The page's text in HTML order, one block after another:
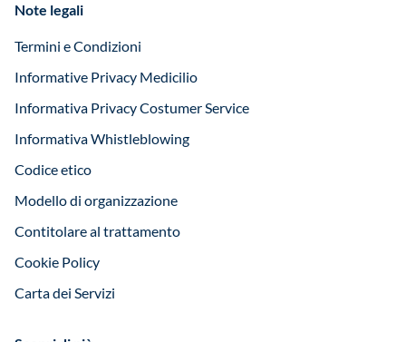
Note legali
Termini e Condizioni
Informative Privacy Medicilio
Informativa Privacy Costumer Service
Informativa Whistleblowing
Codice etico
Modello di organizzazione
Contitolare al trattamento
Cookie Policy
Carta dei Servizi